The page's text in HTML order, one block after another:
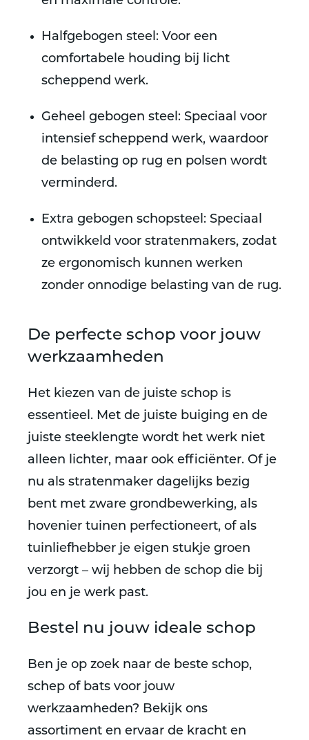
Halfgebogen steel: Voor een
comfortabele houding bij licht
scheppend werk.
Geheel gebogen steel: Speciaal voor
intensief scheppend werk, waardoor
de belasting op rug en polsen wordt
verminderd.
Extra gebogen schopsteel: Speciaal
ontwikkeld voor stratenmakers, zodat
ze ergonomisch kunnen werken
zonder onnodige belasting van de rug.
De perfecte schop voor jouw
werkzaamheden
Het kiezen van de juiste schop is
essentieel. Met de juiste buiging en de
juiste steeklengte wordt het werk niet
alleen lichter, maar ook efficiënter. Of je
nu als stratenmaker dagelijks bezig
bent met zware grondbewerking, als
hovenier tuinen perfectioneert, of als
tuinliefhebber je eigen stukje groen
verzorgt – wij hebben de schop die bij
jou en je werk past.
Bestel nu jouw ideale schop
Ben je op zoek naar de beste schop,
schep of bats voor jouw
werkzaamheden? Bekijk ons
assortiment en ervaar de kracht en